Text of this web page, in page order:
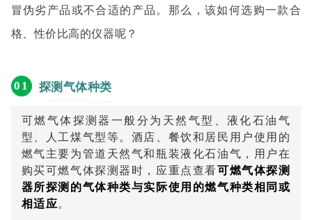
冒伪劣产品或不合适的产品。那么，该如何选购一款合
格、性价比高的仪器呢？
0 1 探测气体种类
可燃气体探测器一般分为天然气型、液化石油气
型、人工煤气型等。酒店、餐饮和居民用户使用的
燃气主要为管道天然气和瓶装液化石油气，用户在
购买可燃气体探测器时，应重点查看可燃气体探测
器所探测的气体种类与实际使用的燃气种类相同或
相适应。